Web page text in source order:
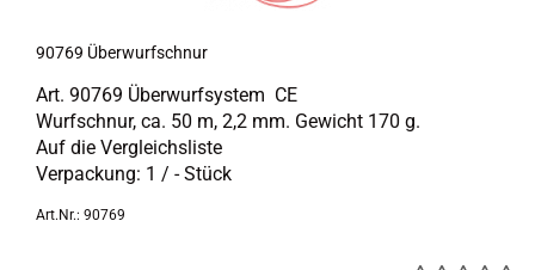
90769 Über­wurf­schnur
Art. 90769 Über­wurf­sys­tem CE
Wurf­schnur, ca. 50 m, 2,2 mm. Ge­wicht 170 g.
Auf die Ver­gleichs­lis­te
Ver­pa­ckung: 1 / - Stück
Art.Nr.: 90769